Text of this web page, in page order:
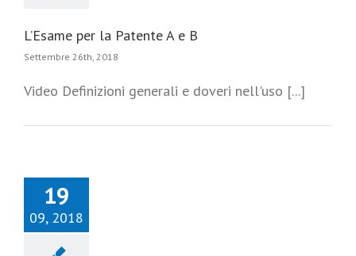
L’Esame per la Patente A e B
Settembre 26th, 2018
Video Definizioni generali e doveri nell'uso [...]
19
09, 2018